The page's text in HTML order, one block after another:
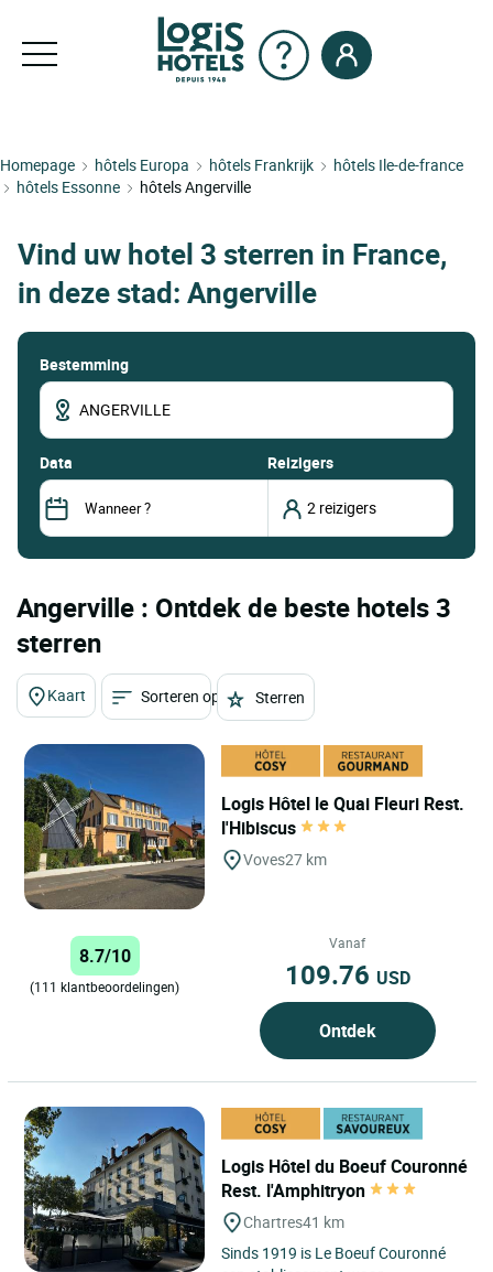
Homepage hôtels Europa hôtels Frankrijk
hôtels Ile-de-france
hôtels Essonne
hôtels Angerville
Vind uw hotel 3 sterren in France,
in deze stad: Angerville
Bestemming
data Reizigers
Angerville : Ontdek de beste hotels 3
sterren
Kaart Sorteren op Sterren
Logis Hôtel le Quai Fleuri Rest.
l'Hibiscus
Voves27 km
8.7/10
(111 klantbeoordelingen)
Vanaf
109.76 USD
Ontdek
Logis Hôtel du Boeuf Couronné
Rest. l'Amphitryon
Chartres41 km
Sinds 1919 is Le Boeuf Couronné